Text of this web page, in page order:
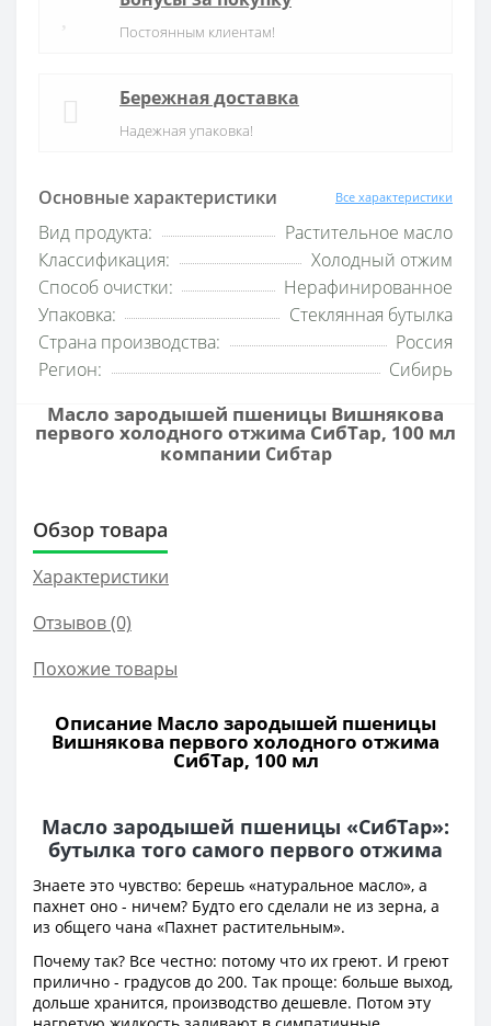
Основные характеристики Все характеристики
Вид продукта:
Растительное масло
Классификация:
Холодный отжим
Способ очистки:
Нерафинированное
Упаковка:
Стеклянная бутылка
Страна производства:
Россия
Регион:
Сибирь
Постоянным клиентам!
Бережная доставка
Надежная упаковка!
Масло зародышей пшеницы Вишнякова
первого холодного отжима СибТар, 100 мл
компании Сибтар
Обзор товара
Характеристики
Отзывов (0)
Похожие товары
Описание Масло зародышей пшеницы
Вишнякова первого холодного отжима
СибТар, 100 мл
Масло зародышей пшеницы «СибТар»:
бутылка того самого первого отжима
Знаете это чувство: берешь «натуральное масло», а
пахнет оно - ничем? Будто его сделали не из зерна, а
из общего чана «Пахнет растительным».
Почему так? Все честно: потому что их греют. И греют
прилично - градусов до 200. Так проще: больше выход,
дольше хранится, производство дешевле. Потом эту